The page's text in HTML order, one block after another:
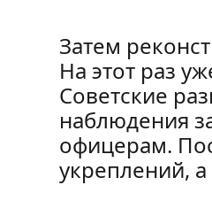
Затем
На этот раз
Советские
наблюдения
офицерам.
укреплений,